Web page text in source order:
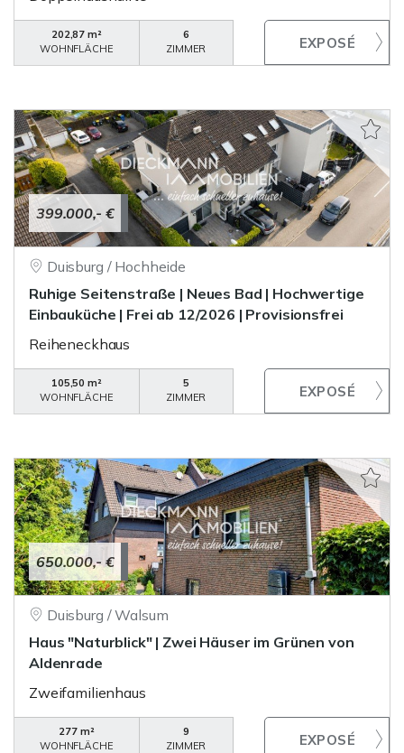
202,87 m²
WOHNFLÄCHE
6
ZIMMER
399.000,- €
Duisburg / Hochheide
Ruhige Seitenstraße | Neues Bad | Hochwertige
Einbauküche | Frei ab 12/2026 | Provisionsfrei
Reiheneckhaus
105,50 m²
WOHNFLÄCHE
5
ZIMMER
650.000,- €
Duisburg / Walsum
Haus "Naturblick" | Zwei Häuser im Grünen von
Aldenrade
Zweifamilienhaus
277 m²
WOHNFLÄCHE
9
ZIMMER